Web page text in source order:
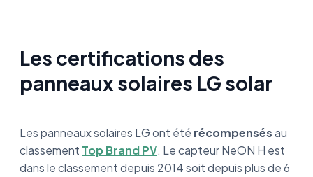
Les certifications des
panneaux solaires LG solar
Les panneaux solaires LG ont été récompensésau
classement Top Brand PV. Le capteur NeON H est
dans le classement depuis 2014 soit depuis plus de 6